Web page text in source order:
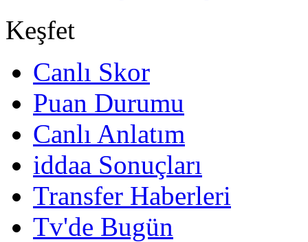
Keşfet
Canlı Skor
Puan Durumu
Canlı Anlatım
iddaa Sonuçları
Transfer Haberleri
Tv'de Bugün